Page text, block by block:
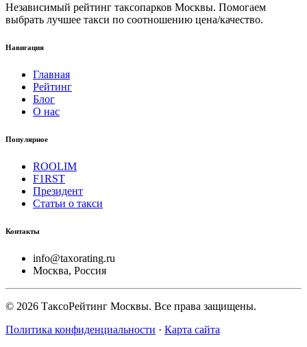
Независимый рейтинг таксопарков Москвы. Помогаем
выбрать лучшее такси по соотношению цена/качество.
Навигация
Главная
Рейтинг
Блог
О нас
Популярное
ROOLIM
F1RST
Президент
Статьи о такси
Контакты
info@taxorating.ru
Москва, Россия
© 2026 ТаксоРейтинг Москвы. Все права защищены.
Политика конфиденциальности · Карта сайта